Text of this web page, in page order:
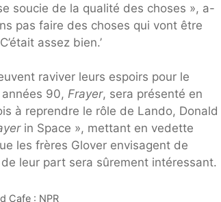
soucie de la qualité des choses », a-
pas faire des choses qui vont être
assez bien.’
raviver leurs espoirs pour le
90, Frayer, sera présenté en
à reprendre le rôle de Lando, Donald
in Space », mettant en vedette
les frères Glover envisagent de
leur part sera sûrement intéressant.
Cafe : NPR